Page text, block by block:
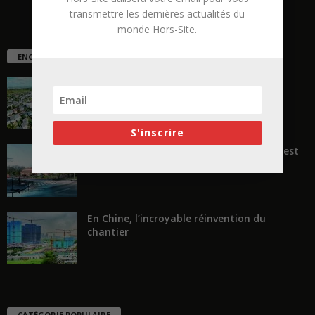
ENCORE PLUS D'ARTICLES
« Transformer plutôt que démolir, ce n’est
En Chine, l’incroyable réinvention du
chantier
transmettre les dernières actualités du
monde Hors-Site.
S'inscrire